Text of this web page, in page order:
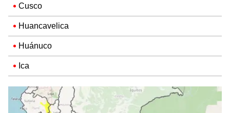
Cusco
Huancavelica
Huánuco
Ica